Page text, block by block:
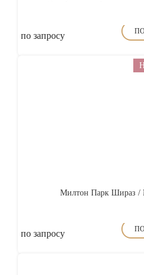
по запросу
Милтон Парк Шираз /
по запросу